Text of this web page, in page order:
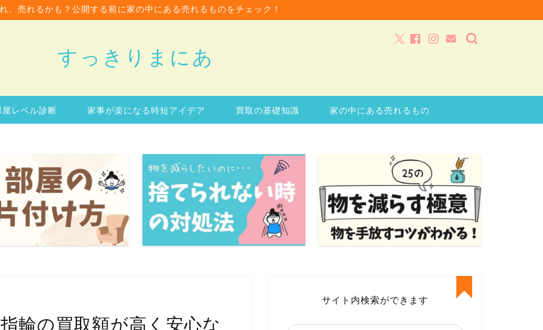
、売れるかも？公開する前に家の中にある売れるものをチェック！
すっきりまにあ
屋レベル診断 家事が楽になる時短アイデア 買取の基礎知識 家の中にある売れるもの
輪の買取額が高く安心な
サイト内検索ができます